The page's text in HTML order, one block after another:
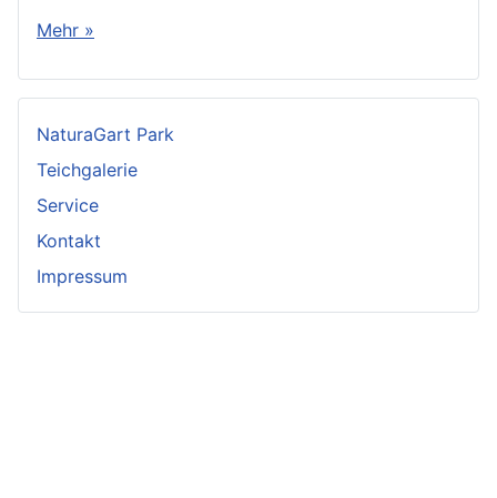
Mehr »
NaturaGart Park
Teichgalerie
Service
Kontakt
Impressum